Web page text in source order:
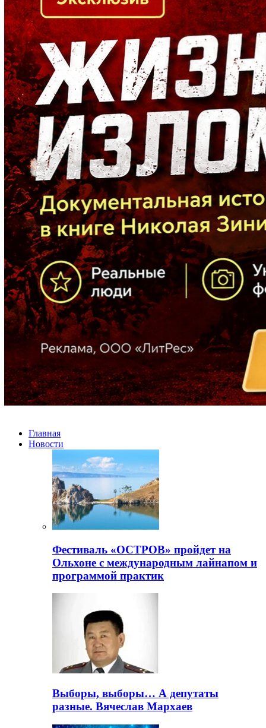
Главная
Новости
Фестиваль «ОСТРОВ» пройдет на
Ольхоне с международным лайнапом и
программой практик
Выборы, выборы… А депутаты
разные. Вячеслав Мархаев